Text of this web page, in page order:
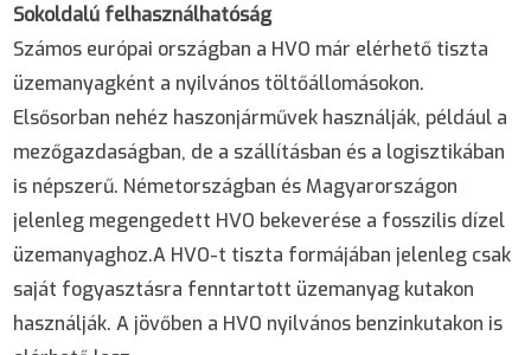
Sokoldalú felhasználhatóság
Számos európai országban a HVO már elérhető tiszta
üzemanyagként a nyilvános töltőállomásokon.
Elsősorban nehéz haszonjárművek használják, például a
mezőgazdaságban, de a szállításban és a logisztikában
is népszerű. Németországban és Magyarországon
jelenleg megengedett HVO bekeverése a fosszilis dízel
üzemanyaghoz.A HVO-t tiszta formájában jelenleg csak
saját fogyasztásra fenntartott üzemanyag kutakon
használják. A jövőben a HVO nyilvános benzinkutakon is